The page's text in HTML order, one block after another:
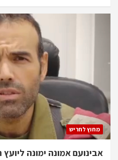
מחוץ לחריש
אבינועם אמונה ימונה